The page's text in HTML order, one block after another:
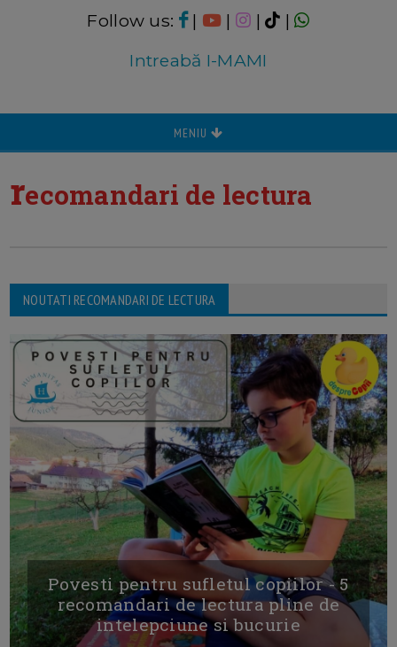
Follow us: | | |
|
Intreabă I-MAMI
MENIU
recomandari de lectura
NOUTATI RECOMANDARI DE LECTURA
Povesti pentru sufletul copiilor - 5
recomandari de lectura pline de
intelepciune si bucurie